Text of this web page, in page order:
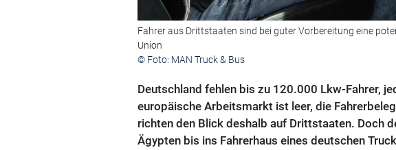
Fahrer aus Drittstaaten sind bei guter Vorbereitung eine
Union
© Foto: MAN Truck & Bus
Deutschland fehlen bis zu 120.000 Lkw-Fahrer,
europäische Arbeitsmarkt ist leer, die
richten den Blick deshalb auf Drittstaaten. Doch
Ägypten bis ins Fahrerhaus eines deutschen